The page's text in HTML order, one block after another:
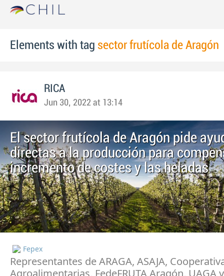
Elements with tag sector frutícola de Aragón
RICA
Jun 30, 2022 at 13:14
El sector frutícola de Aragón pide
directas a la producción para
incremento de costes y las heladas
Fepex
Representantes de ARAGA, ASAJA,
Agroalimentarias, FedeFRUTA Aragón, UAGA